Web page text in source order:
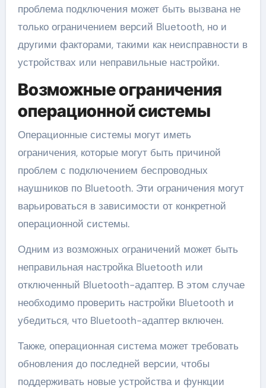
проблема подключения может быть вызвана не
только ограничением версий Bluetooth, но и
другими факторами, такими как неисправности в
устройствах или неправильные настройки.
Возможные ограничения
операционной системы
Операционные системы могут иметь
ограничения, которые могут быть причиной
проблем с подключением беспроводных
наушников по Bluetooth. Эти ограничения могут
варьироваться в зависимости от конкретной
операционной системы.
Одним из возможных ограничений может быть
неправильная настройка Bluetooth или
отключенный Bluetooth-адаптер. В этом случае
необходимо проверить настройки Bluetooth и
убедиться, что Bluetooth-адаптер включен.
Также, операционная система может требовать
обновления до последней версии, чтобы
поддерживать новые устройства и функции